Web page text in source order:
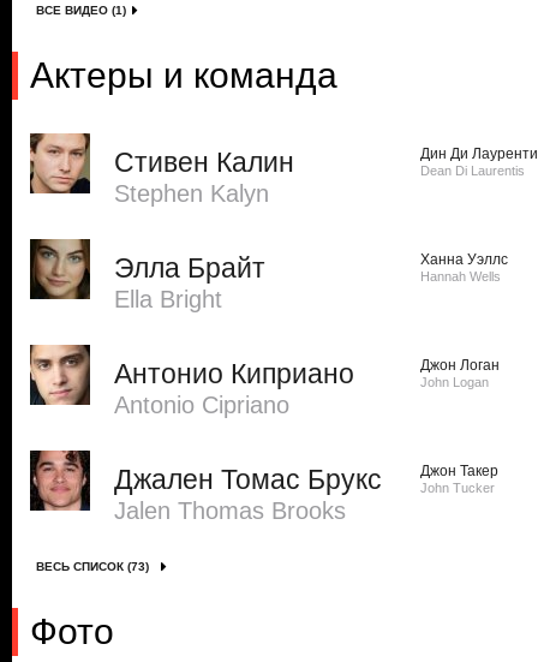
ВСЕ ВИДЕО (1)
Актеры и команда
Стивен Калин
Stephen Kalyn
Дин Ди
Dean Di Laurentis
Элла Брайт
Ella Bright
Ханна Уэллс
Hannah Wells
Антонио Киприано
Antonio Cipriano
Джон Логан
John Logan
Джален Томас Брукс
Jalen Thomas Brooks
Джон Такер
John Tucker
ВЕСЬ СПИСОК (73)
Фото